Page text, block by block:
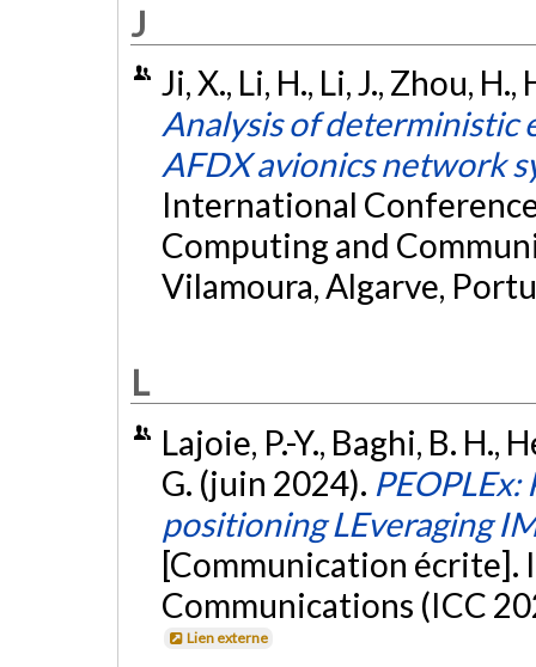
J
Ji, X., Li, H., Li, J., Zhou,
Analysis of deterministic
AFDX avionics network
International
Computing and
Vilamoura, Algarve,
L
Lajoie, P.-Y., Baghi, B. H.,
G. (juin 2024).
positioning LEveraging
[Communication écrite].
Communications (ICC
Lien externe